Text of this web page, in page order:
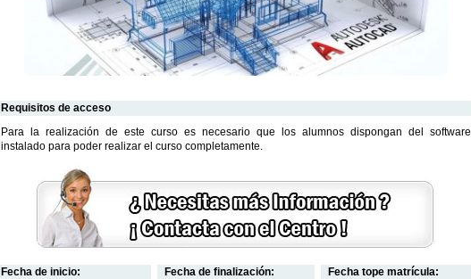
Requisitos de acceso
Para la realización de este curso es necesario que los alumnos dispongan del software
instalado para poder realizar el curso completamente.
Fecha de inicio:
Fecha de finalización:
Fecha tope matrícula: